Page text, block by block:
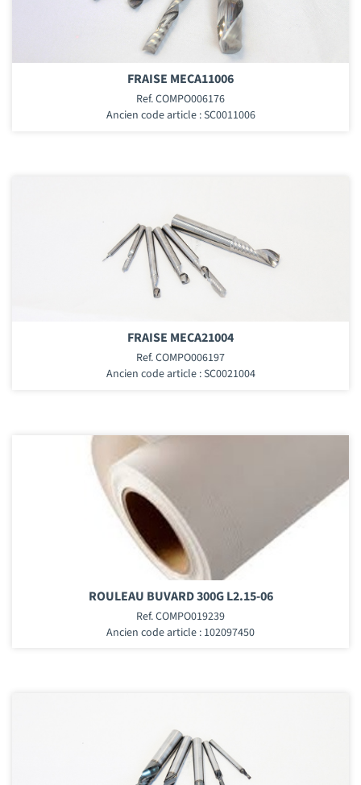
FRAISE MECA11006
Ref. COMPO006176
Ancien code article : SC0011006
FRAISE MECA21004
Ref. COMPO006197
Ancien code article : SC0021004
ROULEAU BUVARD 300G L2.15-06
Ref. COMPO019239
Ancien code article : 102097450